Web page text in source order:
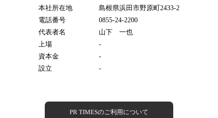
本社所在地
島根県浜田市野原町2433-2
電話番号
0855-24-2200
代表者名
山下 一也
上場
-
資本金
-
設立
-
PR TIMESのご利用について